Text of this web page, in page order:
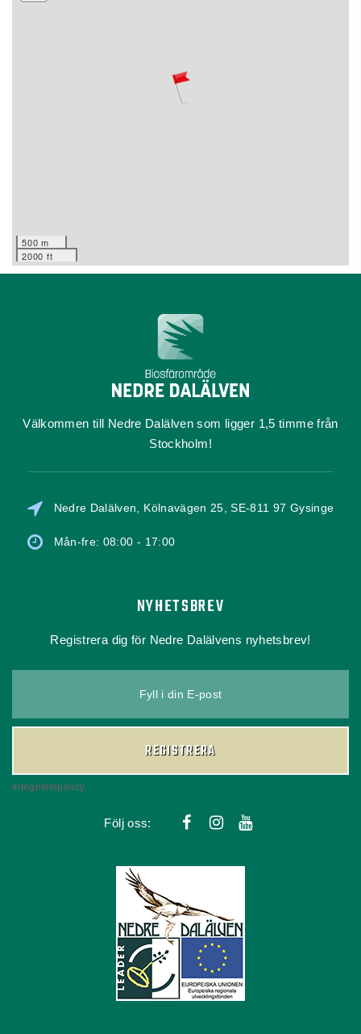
500 m
2000 ft
Välkommen till Nedre Dalälven som ligger 1,5 timme från
Stockholm!
Nedre Dalälven, Kölnavägen 25, SE-811 97 Gysinge
Mån-fre: 08:00 - 17:00
NYHETSBREV
Registrera dig för Nedre Dalälvens nyhetsbrev!
Fyll i din E-post
REGISTRERA
Integritetspolicy
Följ oss: